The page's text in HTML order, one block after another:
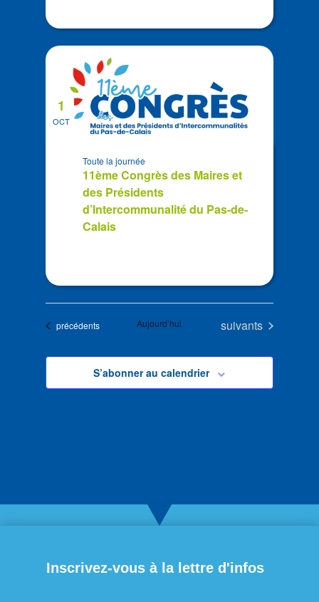
OCT
1
11ème Congrès des Maires et
des Présidents
d’Intercommunalité du Pas-de-
Calais
Toute la journée
Évènements
précédents Aujourd’hui Évènements
suivants
S’abonner au calendrier
Inscrivez-vous à la lettre d'infos